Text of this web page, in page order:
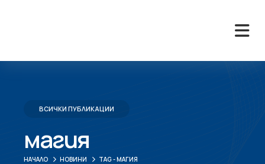
ВСИЧКИ ПУБЛИКАЦИИ
магия
НАЧАЛО НОВИНИ TAG -МАГИЯ